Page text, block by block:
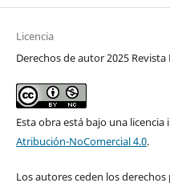
Licencia
Derechos de autor 2025
Esta obra está bajo una
Atribución-NoComercial 4.0.
Los autores ceden los